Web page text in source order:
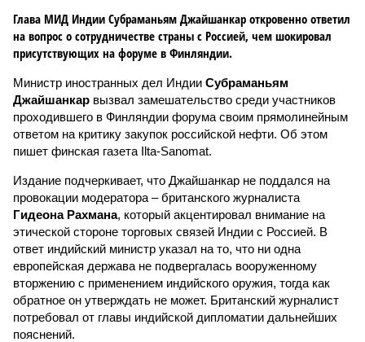
Глава МИД Индии Субраманьям Джайшанкар откровенно ответил
на вопрос о сотрудничестве страны с Россией, чем шокировал
присутствующих на форуме в Финляндии.
Министр иностранных дел Индии Субраманьям
Джайшанкар вызвал замешательство среди участников
проходившего в Финляндии форума своим прямолинейным
ответом на критику закупок российской нефти. Об этом
пишет финская газета Ilta-Sanomat.
Издание подчеркивает, что Джайшанкар не поддался на
провокации модератора – британского журналиста
Гидеона Рахмана, который акцентировал внимание на
этической стороне торговых связей Индии с Россией. В
ответ индийский министр указал на то, что ни одна
европейская держава не подвергалась вооруженному
вторжению с применением индийского оружия, тогда как
обратное он утверждать не может. Британский журналист
потребовал от главы индийской дипломатии дальнейших
пояснений.